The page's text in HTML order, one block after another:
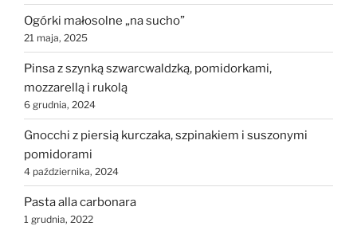
Ogórki małosolne „na sucho”
21 maja, 2025
Pinsa z szynką szwarcwaldzką, pomidorkami,
mozzarellą i rukolą
6 grudnia, 2024
Gnocchi z piersią kurczaka, szpinakiem i suszonymi
pomidorami
4 października, 2024
Pasta alla carbonara
1 grudnia, 2022